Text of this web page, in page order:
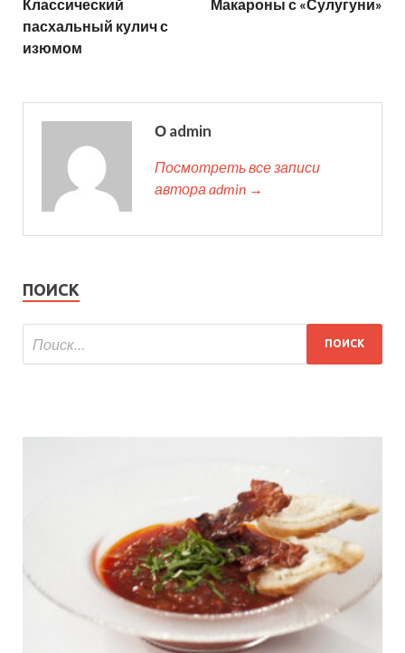
Классический
пасхальный кулич с
изюмом
Макароны с «Сулугуни»
О admin
Посмотреть все записи
автора admin →
ПОИСК